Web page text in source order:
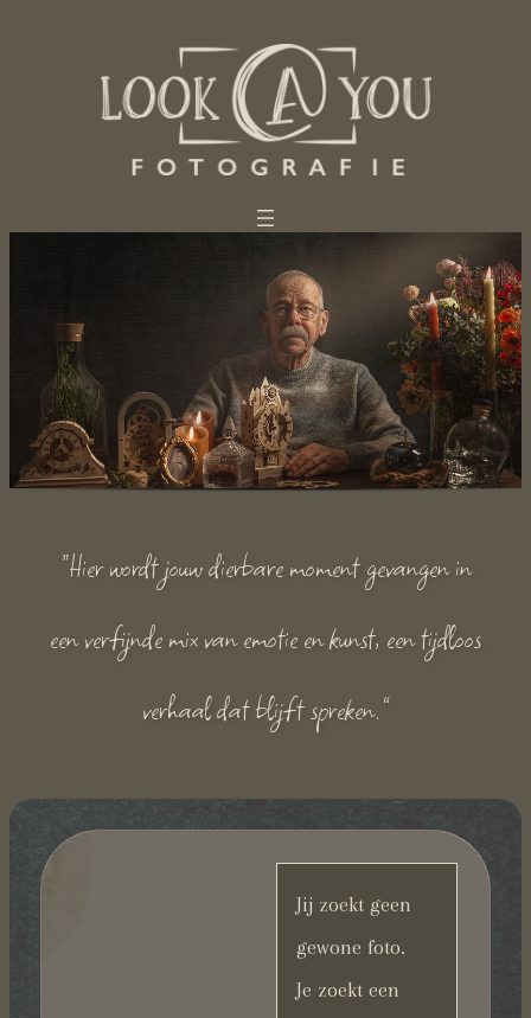
“Hier wordt jouw dierbare moment gevangen in
een verfijnde mix van emotie en kunst, een tijdloos
verhaal dat blijft spreken.”
Jij zoekt geen
gewone foto.
Je zoekt een